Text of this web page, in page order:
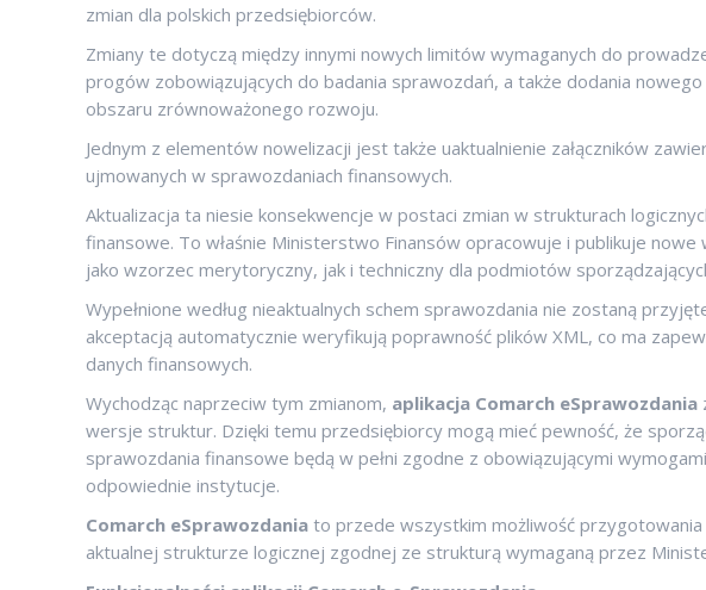
zmian dla polskich przedsiębiorców.
Zmiany te dotyczą między innymi nowych limitów wymaganych do
progów zobowiązujących do badania sprawozdań, a także dodania
obszaru zrównoważonego rozwoju.
Jednym z elementów nowelizacji jest także uaktualnienie załączników
ujmowanych w sprawozdaniach finansowych.
Aktualizacja ta niesie konsekwencje w postaci zmian w strukturach
finansowe. To właśnie Ministerstwo Finansów opracowuje i publikuje
jako wzorzec merytoryczny, jak i techniczny dla podmiotów
Wypełnione według nieaktualnych schem sprawozdania nie zostaną
akceptacją automatycznie weryfikują poprawność plików XML, co ma
danych finansowych.
Wychodząc naprzeciw tym zmianom, aplikacja Comarch eSprawozdania
wersje struktur. Dzięki temu przedsiębiorcy mogą mieć pewność, że
sprawozdania finansowe będą w pełni zgodne z obowiązującymi
odpowiednie instytucje.
Comarch eSprawozdania to przede wszystkim możliwość
aktualnej strukturze logicznej zgodnej ze strukturą wymaganą przez